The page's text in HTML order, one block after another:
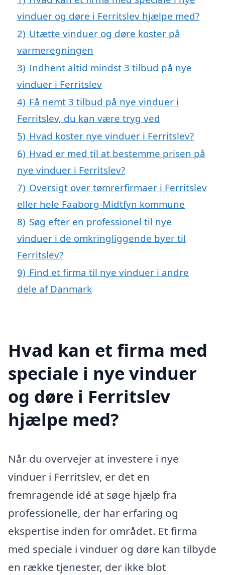
vinduer og døre i Ferritslev hjælpe med?
2) Utætte vinduer og døre koster på
varmeregningen
3) Indhent altid mindst 3 tilbud på nye
vinduer i Ferritslev
4) Få nemt 3 tilbud på nye vinduer i
Ferritslev, du kan være tryg ved
5) Hvad koster nye vinduer i Ferritslev?
6) Hvad er med til at bestemme prisen på
nye vinduer i Ferritslev?
7) Oversigt over tømrerfirmaer i Ferritslev
eller hele Faaborg-Midtfyn kommune
8) Søg efter en professionel til nye
vinduer i de omkringliggende byer til
Ferritslev?
9) Find et firma til nye vinduer i andre
dele af Danmark
Hvad kan et firma med
speciale i nye vinduer
og døre i Ferritslev
hjælpe med?
Når du overvejer at investere i nye
vinduer i Ferritslev, er det en
fremragende idé at søge hjælp fra
professionelle, der har erfaring og
ekspertise inden for området. Et firma
med speciale i vinduer og døre kan tilbyde
en række tjenester, der ikke blot